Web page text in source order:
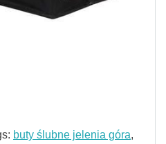
buty ślubne jelenia góra,